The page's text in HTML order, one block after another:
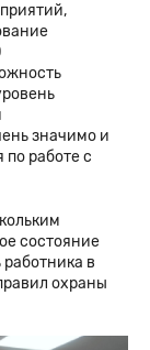
значимо и
работе с
состояние
в
охраны